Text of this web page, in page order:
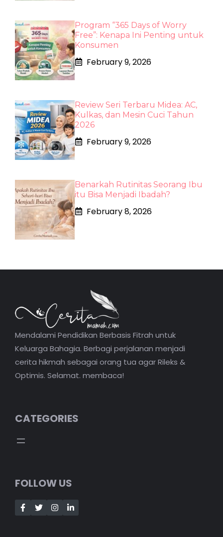
Program “365 Days of Worry
Free”: Kenapa Ini Penting untuk
Konsumen
February 9, 2026
Review Seri Terbaru Midea: AC,
Kulkas, dan Mesin Cuci Tahun
2026
February 9, 2026
Benarkah Rutinitas Seorang Ibu
itu Bisa Menjadi Ibadah?
February 8, 2026
Mendalami Pendidikan Berbasis Fitrah untuk
Keluarga Bahagia. Berbagi perjalanan menjadi
cerita hikmah sebagai orang tua agar Rileks &
Optimis. Selamat. membaca!
CATEGORIES
FOLLOW US